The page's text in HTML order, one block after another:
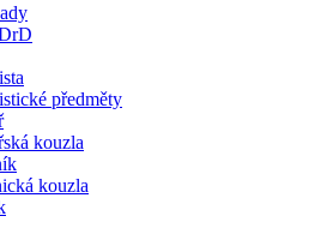
předměty
kouzla
kouzla